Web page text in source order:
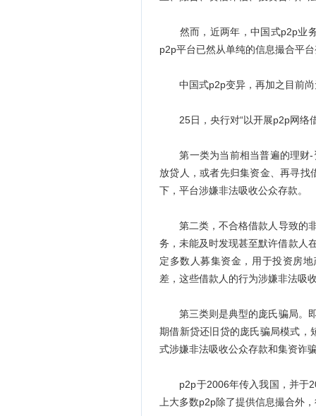
然而，近两年，中国式p2p业务
p2p平台已然从单纯的信息撮合平
中国式p2p变异，再加之目前尚
25日，央行对“以开展p2p网络借
第一类为当前相当普遍的理财-
放贷人，或者先归集资金、再寻找
下，平台涉嫌非法吸收公众存款。
第二类，不合格借款人导致的非
务，未能及时发现甚至默许借款人
定多数人募集资金，用于投资房
差，这些借款人的行为涉嫌非法吸
第三类则是典型的庞氏骗局。即
期借新贷还旧贷的庞氏骗局模式，
式涉嫌非法吸收公众存款和集资诈
p2p于2006年传入我国，并于
上大多数p2p除了提供信息撮合外